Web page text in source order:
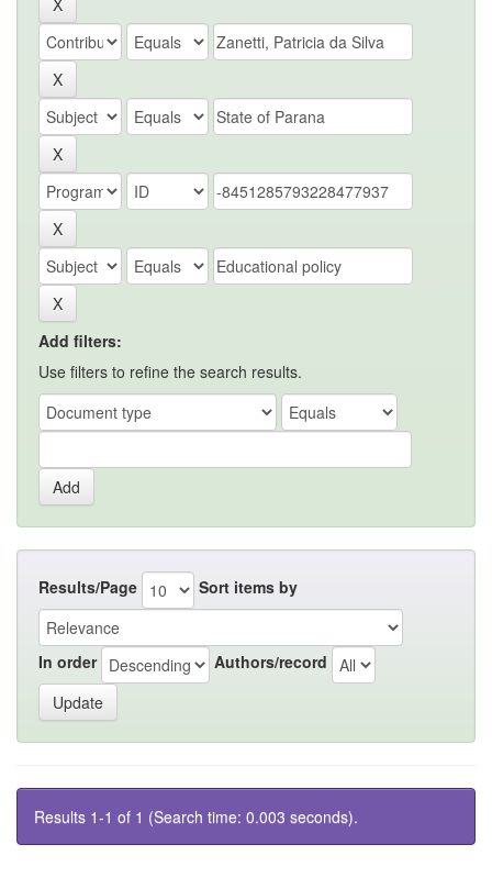
Add filters:
Use filters to refine the search results.
Results/Page Sort items by
In order Authors/record
Results 1-1 of 1 (Search time: 0.003 seconds).